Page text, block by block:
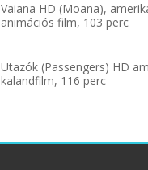
Vaiana HD (Moana),
animációs film, 103 perc
Utazók (Passengers) HD
kalandfilm, 116 perc